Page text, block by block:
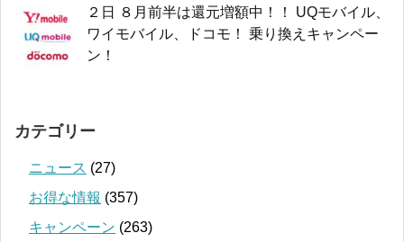
２日 ８月前半は還元増額中！！ UQモバイル、
ワイモバイル、ドコモ！ 乗り換えキャンペー
ン！
カテゴリー
ニュース (27)
お得な情報 (357)
キャンペーン (263)